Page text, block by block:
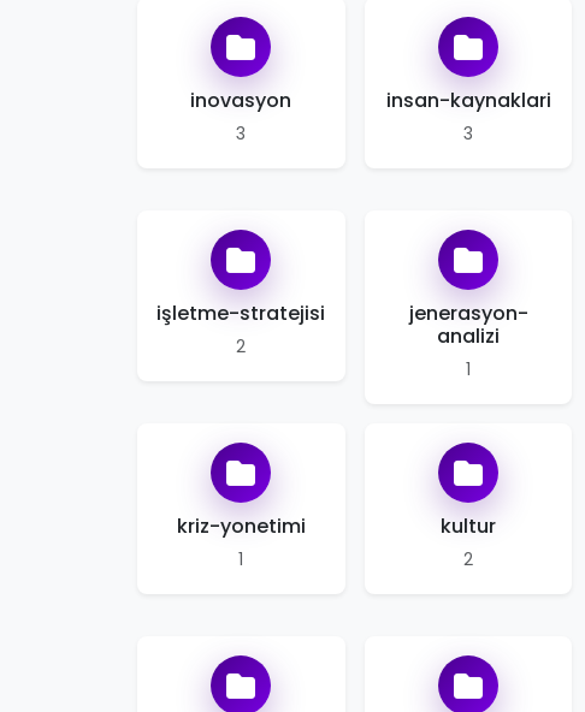
inovasyon
3
insan-kaynaklari
3
işletme-stratejisi
2
jenerasyon-
analizi
1
kriz-yonetimi
1
kultur
2